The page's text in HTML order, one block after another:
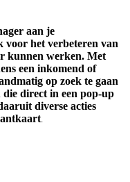
aan je
voor het verbeteren van
kunnen werken. Met
een inkomend of
op zoek te gaan
direct in een pop-up
diverse acties